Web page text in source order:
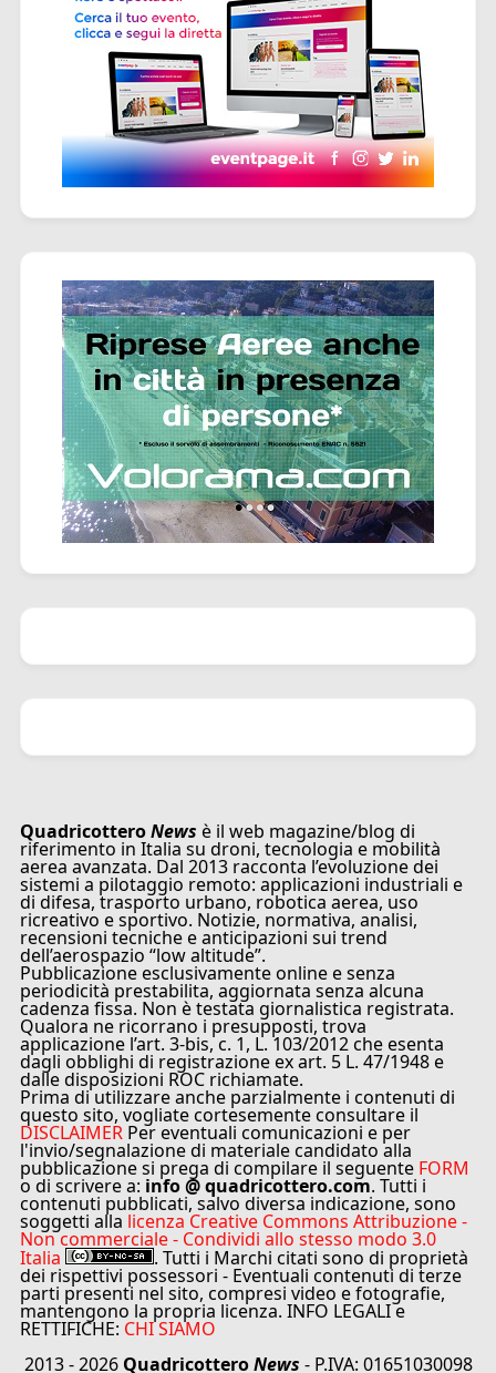
QuadricotteroNews è il web magazine/blog di
riferimento in Italia su droni, tecnologia e mobilità
aerea avanzata. Dal 2013 racconta l’evoluzione dei
sistemi a pilotaggio remoto: applicazioni industriali e
di difesa, trasporto urbano, robotica aerea, uso
ricreativo e sportivo. Notizie, normativa, analisi,
recensioni tecniche e anticipazioni sui trend
dell’aerospazio “low altitude”.
Pubblicazione esclusivamente online e senza
periodicità prestabilita, aggiornata senza alcuna
cadenza fissa. Non è testata giornalistica registrata.
Qualora ne ricorrano i presupposti, trova
applicazione l’art. 3-bis, c. 1, L. 103/2012 che esenta
dagli obblighi di registrazione ex art. 5 L. 47/1948 e
dalle disposizioni ROC richiamate.
Prima di utilizzare anche parzialmente i contenuti di
questo sito, vogliate cortesemente consultare il
DISCLAIMER Per eventuali comunicazioni e per
l'invio/segnalazione di materiale candidato alla
pubblicazione si prega di compilare il seguente FORM
o di scrivere a: info @ quadricottero.com. Tutti i
contenuti pubblicati, salvo diversa indicazione, sono
soggetti alla licenza Creative Commons Attribuzione -
Non commerciale - Condividi allo stesso modo 3.0
Italia . Tutti i Marchi citati sono di proprietà
dei rispettivi possessori - Eventuali contenuti di terze
parti presenti nel sito, compresi video e fotografie,
mantengono la propria licenza. INFO LEGALI e
RETTIFICHE: CHI SIAMO
2013 - 2026 QuadricotteroNews - P.IVA: 01651030098